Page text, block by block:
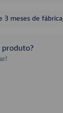
3 meses de fábrica
produto?